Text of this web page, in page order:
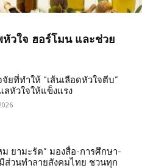
วใจ ฮอร์โมน และช่วย
ยที่ทำให้ “เส้นเลือดหัวใจตีบ”
ลหัวใจให้แข็งแรง
ม ยามะรัต” มองสื่อ-การศึกษา-
ส่วนทำลายสังคมไทย ชวนทุก